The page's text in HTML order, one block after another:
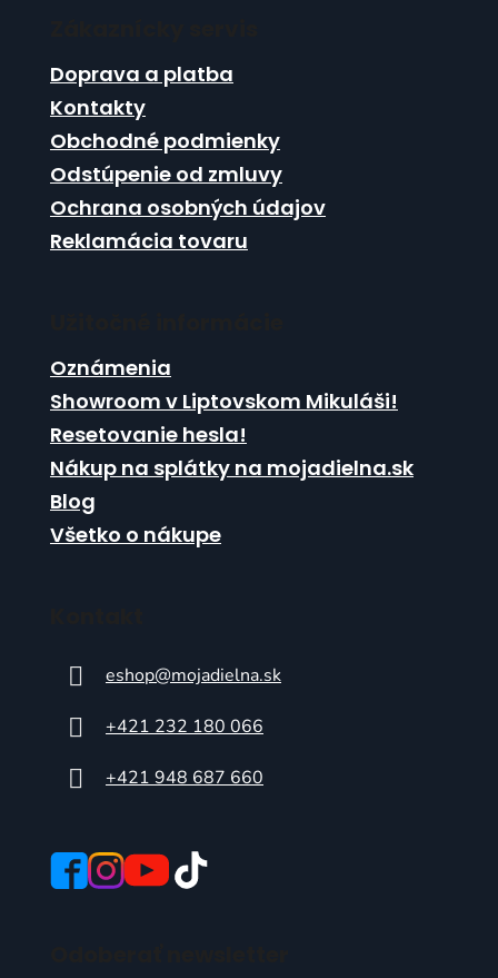
k
y
v
ý
i
Doprava a platba
Kontakty
Obchodné podmienky
Odstúpenie od zmluvy
Ochrana osobných údajov
Reklamácia tovaru
Oznámenia
Showroom v Liptovskom Mikuláši!
Resetovanie hesla!
Nákup na splátky na mojadielna.sk
Blog
Všetko o nákupe
eshop@mojadielna.sk
+421 232 180 066
+421 948 687 660